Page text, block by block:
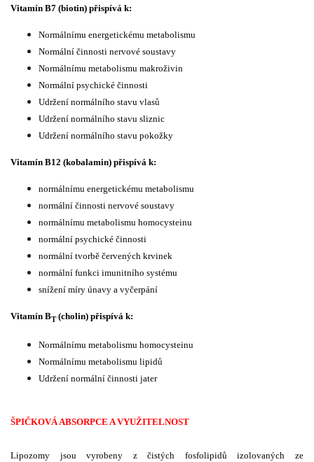
Vitamín B7 (biotin) přispívá k:
Normálnímu energetickému metabolismu
Normální činnosti nervové soustavy
Normálnímu metabolismu makroživin
Normální psychické činnosti
Udržení normálního stavu vlasů
Udržení normálního stavu sliznic
Udržení normálního stavu pokožky
Vitamín B12 (kobalamin) přispívá k:
normálnímu energetickému metabolismu
normální činnosti nervové soustavy
normálnímu metabolismu homocysteinu
normální psychické činnosti
normální tvorbě červených krvinek
normální funkci imunitního systému
snížení míry únavy a vyčerpání
Vitamín BT(cholin) přispívá k:
Normál­nímu metabolismu homo­cysteinu
Normál­nímu metabolismu lipidů
Udržení normální činnosti jater
ŠPIČKOVÁ ABSORPCE A VYUŽITELNOST
Lipozomy jsou vyrobeny z čistých fosfolipidů izolovaných ze